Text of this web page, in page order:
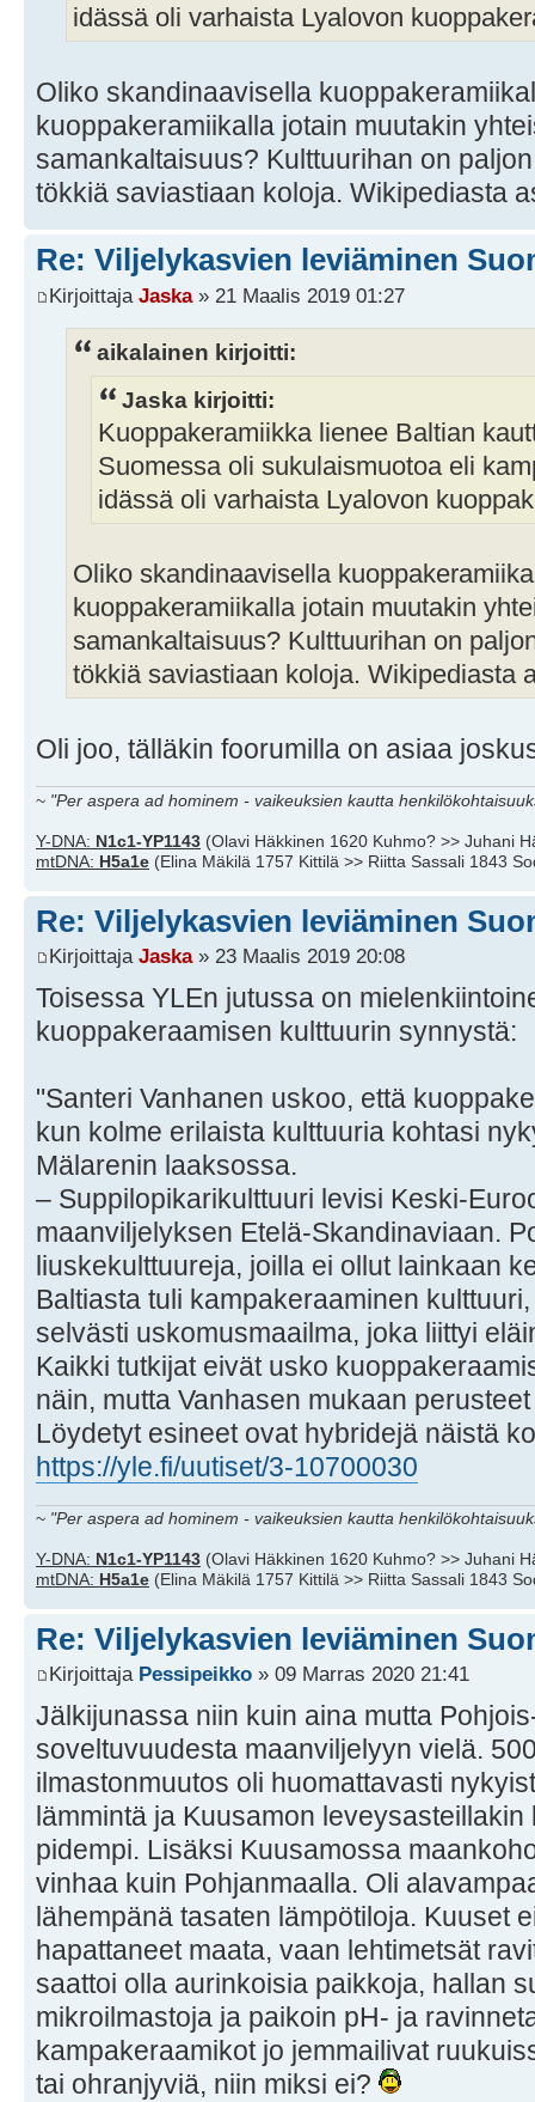
idässä oli varhaista Lyalovon
Oliko skandinaavisella
kuoppakeramiikalla jotain muutakin
samankaltaisuus? Kulttuurihan on
tökkiä saviastiaan koloja. Wikipediasta
Re: Viljelykasvien leviäminen
Kirjoittaja Jaska» 21 Maalis 2019 01:27
aikalainen kirjoitti:
Jaska kirjoitti:
Kuoppakeramiikka lienee Baltian
Suomessa oli sukulaismuotoa eli
idässä oli varhaista Lyalovon
Oliko skandinaavisella
kuoppakeramiikalla jotain muutakin
samankaltaisuus? Kulttuurihan on
tökkiä saviastiaan koloja. Wikipediasta
Oli joo, tälläkin foorumilla on asiaa
~ "Per aspera ad hominem - vaikeuksien kautta
Y-DNA: N1c1-YP1143 (Olavi Häkkinen 1620 Kuhmo? >> Juhani
mtDNA: H5a1e (Elina Mäkilä 1757 Kittilä >> Riitta Sassali 1843
Re: Viljelykasvien leviäminen
Kirjoittaja Jaska» 23 Maalis 2019 20:08
Toisessa YLEn jutussa on
kuoppakeraamisen kulttuurin synnystä:
"Santeri Vanhanen uskoo, että
kun kolme erilaista kulttuuria kohtasi
Mälarenin laaksossa.
– Suppilopikarikulttuuri levisi Keski-
maanviljelyksen Etelä-Skandinaviaan.
liuskekulttuureja, joilla ei ollut lainkaan
Baltiasta tuli kampakeraaminen
selvästi uskomusmaailma, joka liittyi
Kaikki tutkijat eivät usko
näin, mutta Vanhasen mukaan
Löydetyt esineet ovat hybridejä näistä
https://yle.fi/uutiset/3-10700030
~ "Per aspera ad hominem - vaikeuksien kautta
Y-DNA: N1c1-YP1143 (Olavi Häkkinen 1620 Kuhmo? >> Juhani
mtDNA: H5a1e (Elina Mäkilä 1757 Kittilä >> Riitta Sassali 1843
Re: Viljelykasvien leviäminen
Kirjoittaja Pessipeikko » 09 Marras 2020 21:41
Jälkijunassa niin kuin aina mutta
soveltuvuudesta maanviljelyyn vielä.
ilmastonmuutos oli huomattavasti
lämmintä ja Kuusamon
pidempi. Lisäksi Kuusamossa
vinhaa kuin Pohjanmaalla. Oli
lähempänä tasaten lämpötiloja. Kuuset
hapattaneet maata, vaan lehtimetsät
saattoi olla aurinkoisia paikkoja, hallan
mikroilmastoja ja paikoin pH- ja
kampakeraamikot jo jemmailivat
tai ohranjyviä, niin miksi ei?